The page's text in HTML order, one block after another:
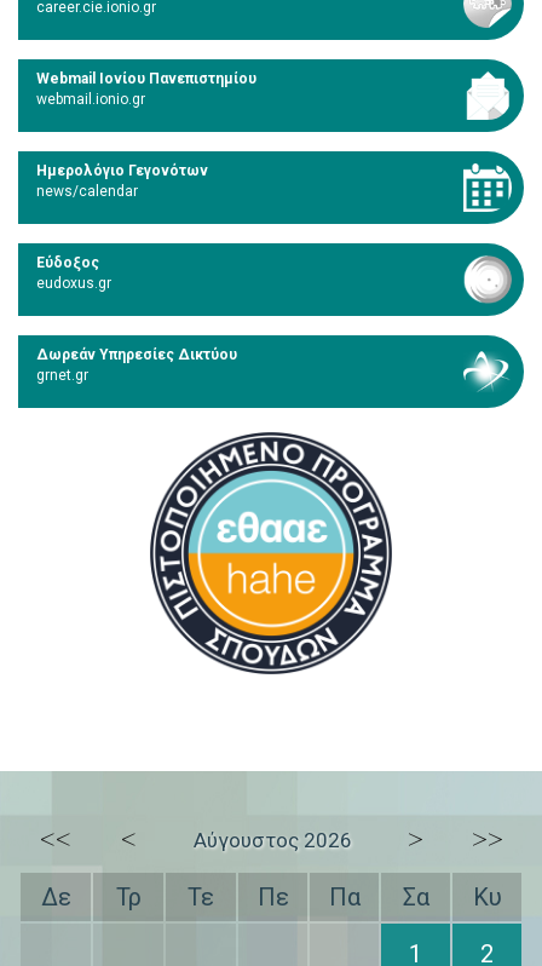
career.cie.ionio.gr
Webmail Ιονίου Πανεπιστημίου
webmail.ionio.gr
Ημερολόγιο Γεγονότων
news/calendar
Εύδοξος
eudoxus.gr
Δωρεάν Υπηρεσίες Δικτύου
grnet.gr
<< < Αύγουστος 2026 > >>
Δε Τρ Τε Πε Πα Σα
Κυ
1
2